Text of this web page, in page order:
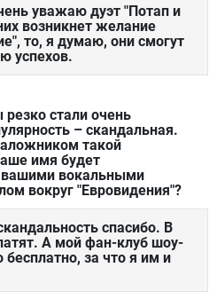
уважаю дуэт "Потап и
возникнет желание
то, я думаю, они смогут
успехов.
стали очень
– скандальная.
такой
имя будет
вашими вокальными
вокруг "Евровидения"?
спасибо. В
А мой фан-клуб шоу-
бесплатно, за что я им и